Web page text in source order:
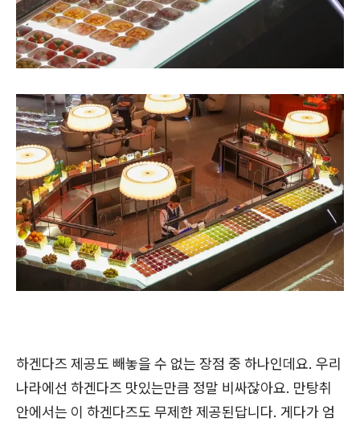
하겐다즈 제공도 빼놓을 수 없는 장점 중 하나인데요. 우리
나라에선 하겐다즈 맛있는만큼 정말 비싸잖아요. 만탕취
안에서는 이 하겐다즈도 무제한 제공된답니다. 게다가 엄